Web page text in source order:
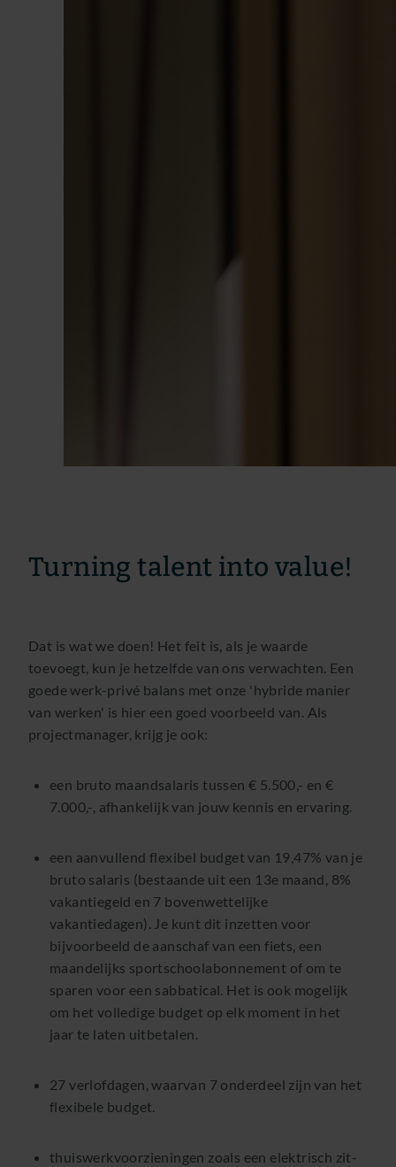
Turning talent into value!
Dat is wat we doen! Het feit is, als je waarde
toevoegt, kun je hetzelfde van ons verwachten. Een
goede werk-privé balans met onze 'hybride manier
van werken' is hier een goed voorbeeld van. Als
projectmanager, krijg je ook:
een bruto maandsalaris tussen € 5.500,- en €
7.000,-, afhankelijk van jouw kennis en ervaring.
een aanvullend flexibel budget van 19,47% van je
bruto salaris (bestaande uit een 13e maand, 8%
vakantiegeld en 7 bovenwettelijke
vakantiedagen). Je kunt dit inzetten voor
bijvoorbeeld de aanschaf van een fiets, een
maandelijks sportschoolabonnement of om te
sparen voor een sabbatical. Het is ook mogelijk
om het volledige budget op elk moment in het
jaar te laten uitbetalen.
27 verlofdagen, waarvan 7 onderdeel zijn van het
flexibele budget.
thuiswerkvoorzieningen zoals een elektrisch zit-